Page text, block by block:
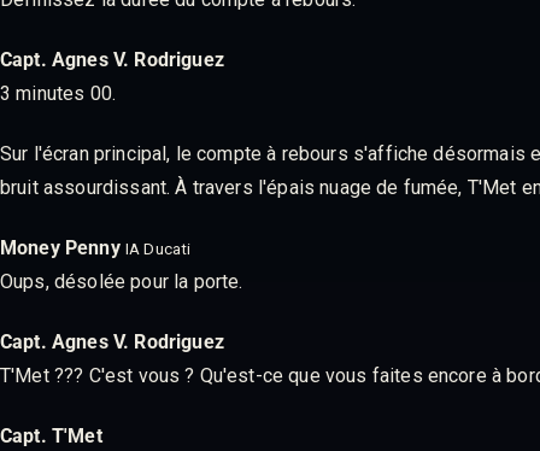
Capt. Agnes V. Rodriguez
3 minutes 00.
Sur l'écran principal, le compte à rebours s'affiche désormais
bruit assourdissant. À travers l'épais nuage de fumée, T'Met
Money Penny IA Ducati
Oups, désolée pour la porte.
Capt. Agnes V. Rodriguez
T'Met ??? C'est vous ? Qu'est-ce que vous faites encore à
Capt. T'Met